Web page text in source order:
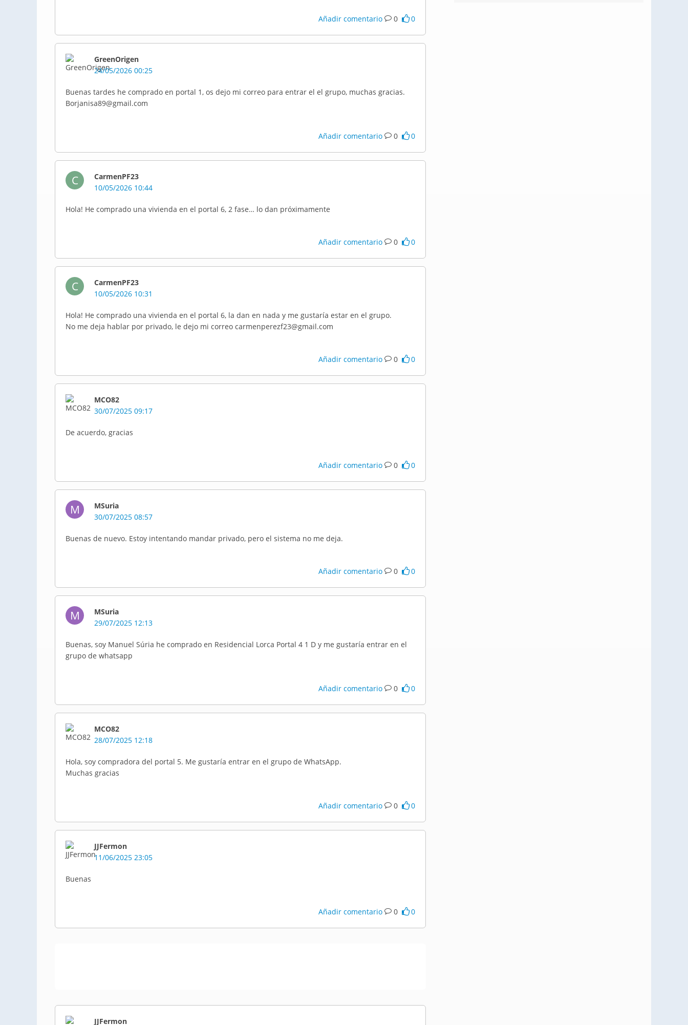
Añadir comentario 0 0
GreenOrigen
24/05/2026 00:25
Buenas tardes he comprado en portal 1, os dejo mi correo para entrar el el grupo, muchas gracias.
Borjanisa89@gmail.com
Añadir comentario 0 0
C
CarmenPF23
10/05/2026 10:44
Hola! He comprado una vivienda en el portal 6, 2 fase… lo dan próximamente
Añadir comentario 0 0
C
CarmenPF23
10/05/2026 10:31
Hola! He comprado una vivienda en el portal 6, la dan en nada y me gustaría estar en el grupo.
No me deja hablar por privado, le dejo mi correo carmenperezf23@gmail.com
Añadir comentario 0 0
MCO82
30/07/2025 09:17
De acuerdo, gracias
Añadir comentario 0 0
M
MSuria
30/07/2025 08:57
Buenas de nuevo. Estoy intentando mandar privado, pero el sistema no me deja.
Añadir comentario 0 0
M
MSuria
29/07/2025 12:13
Buenas, soy Manuel Súria he comprado en Residencial Lorca Portal 4 1 D y me gustaría entrar en el
grupo de whatsapp
Añadir comentario 0 0
MCO82
28/07/2025 12:18
Hola, soy compradora del portal 5. Me gustaría entrar en el grupo de WhatsApp.
Muchas gracias
Añadir comentario 0 0
JJFermon
11/06/2025 23:05
Buenas
Añadir comentario 0 0
JJFermon